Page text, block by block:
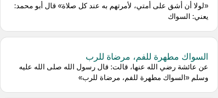
«لولا أن أشق على أمتي، لأمرتهم به عند كل صلاة» قال أبو محمد:
يعني: السواك
السواك مطهرة للفم، مرضاة للرب
عن عائشة رضي الله عنها، قالت: قال رسول الله صلى الله عليه
وسلم «السواك مطهرة للفم، مرضاة للرب»